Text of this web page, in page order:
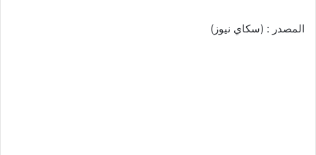
المصدر : (سكاي نيوز)